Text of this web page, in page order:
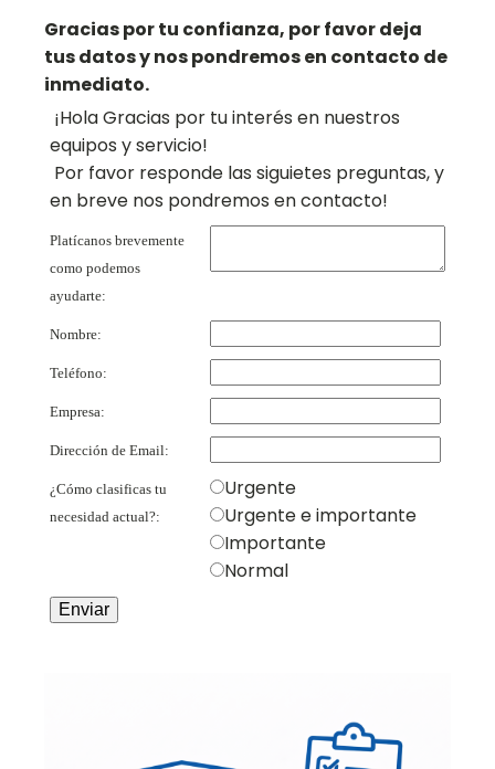
Gracias por tu confianza, por favor deja
tus datos y nos pondremos en contacto de
inmediato.
¡Hola Gracias por tu interés en nuestros
equipos y servicio!
Por favor responde las siguietes preguntas, y
en breve nos pondremos en contacto!
Platícanos brevemente
como podemos
ayudarte:
Nombre:
Teléfono:
Empresa:
Dirección de Email:
¿Cómo clasificas tu
necesidad actual?:
Urgente
Urgente e importante
Importante
Normal